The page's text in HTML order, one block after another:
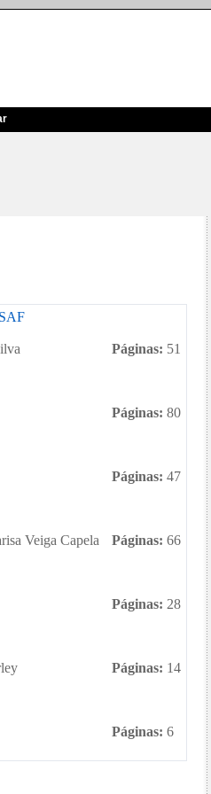
Páginas: 51
Páginas: 80
Páginas: 47
Veiga Capela Páginas: 66
Páginas: 28
Páginas: 14
Páginas: 6